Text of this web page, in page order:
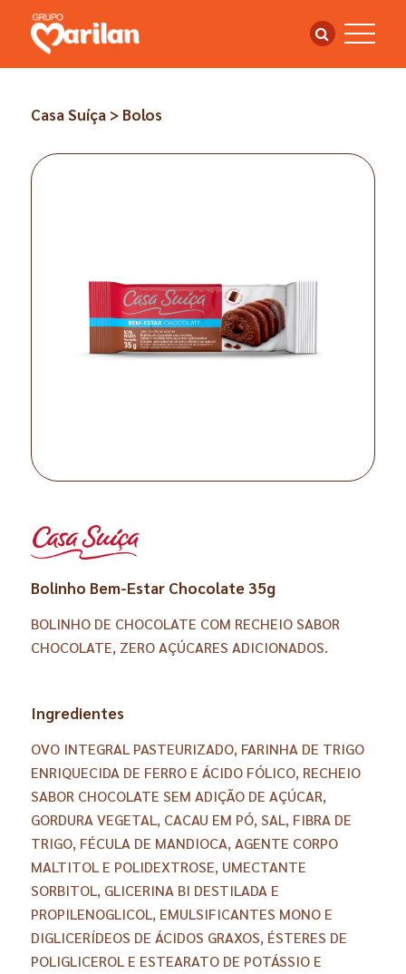
Casa Suíça > Bolos
Bolinho Bem-Estar Chocolate 35g
BOLINHO DE CHOCOLATE COM RECHEIO SABOR
CHOCOLATE, ZERO AÇÚCARES ADICIONADOS.
Ingredientes
OVO INTEGRAL PASTEURIZADO, FARINHA DE TRIGO
ENRIQUECIDA DE FERRO E ÁCIDO FÓLICO, RECHEIO
SABOR CHOCOLATE SEM ADIÇÃO DE AÇÚCAR,
GORDURA VEGETAL, CACAU EM PÓ, SAL, FIBRA DE
TRIGO, FÉCULA DE MANDIOCA, AGENTE CORPO
MALTITOL E POLIDEXTROSE, UMECTANTE
SORBITOL, GLICERINA BI DESTILADA E
PROPILENOGLICOL, EMULSIFICANTES MONO E
DIGLICERÍDEOS DE ÁCIDOS GRAXOS, ÉSTERES DE
POLIGLICEROL E ESTEARATO DE POTÁSSIO E